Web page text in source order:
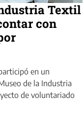
Textil
con
en un
de la Industria
de voluntariado